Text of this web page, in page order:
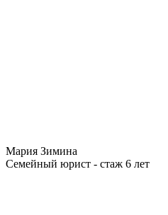
Мария Зимина
Семейный юрист - стаж 6 лет